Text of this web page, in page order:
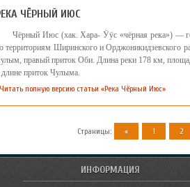
ЧЁРНЫЙ ИЮС
Чёрный Июс (хак. Хара- Ӱӱс «чёрная река») —
территориям Ширинского и Орджоникидзевского
правый приток Оби. Длина реки 178 км,
длине приток Чулыма.
Читать полную версию статьи «Река Чёрный Июс»
Страницы: « 1 2
ИНФОРМАЦИЯ